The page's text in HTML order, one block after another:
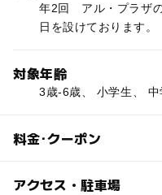
年2回 アル・プラザ
日を設けております。
対象年齢
3歳-6歳、 小学生、 中
料金･クーポン
子供の料金
アクセス・駐車場